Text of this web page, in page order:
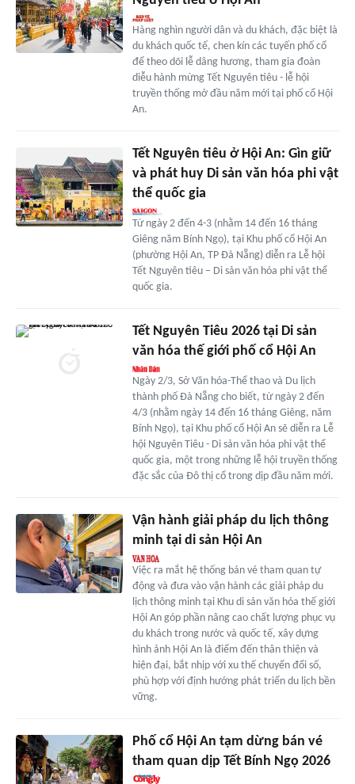
Hàng nghìn người dân và du khách, đặc biệt là
du khách quốc tế, chen kín các tuyến phố cổ
để theo dõi lễ dâng hương, tham gia đoàn
diễu hành mừng Tết Nguyên tiêu - lễ hội
truyền thống mở đầu năm mới tại phố cổ Hội
An.
Tết Nguyên tiêu ở Hội An: Gìn giữ
và phát huy Di sản văn hóa phi vật
thể quốc gia
Từ ngày 2 đến 4-3 (nhằm 14 đến 16 tháng
Giêng năm Bính Ngọ), tại Khu phố cổ Hội An
(phường Hội An, TP Đà Nẵng) diễn ra Lễ hội
Tết Nguyên tiêu – Di sản văn hóa phi vật thể
quốc gia.
Tết Nguyên Tiêu 2026 tại Di sản
văn hóa thế giới phố cổ Hội An
Ngày 2/3, Sở Văn hóa-Thể thao và Du lịch
thành phố Đà Nẵng cho biết, từ ngày 2 đến
4/3 (nhằm ngày 14 đến 16 tháng Giêng, năm
Bính Ngọ), tại Khu phố cổ Hội An sẽ diễn ra Lễ
hội Nguyên Tiêu - Di sản văn hóa phi vật thể
quốc gia, một trong những lễ hội truyền thống
đặc sắc của Đô thị cổ trong dịp đầu năm mới.
Vận hành giải pháp du lịch thông
minh tại di sản Hội An
Việc ra mắt hệ thống bán vé tham quan tự
động và đưa vào vận hành các giải pháp du
lịch thông minh tại Khu di sản văn hóa thế giới
Hội An góp phần nâng cao chất lượng phục vụ
du khách trong nước và quốc tế, xây dựng
hình ảnh Hội An là điểm đến thân thiện và
hiện đại, bắt nhịp với xu thế chuyển đổi số,
phù hợp với định hướng phát triển du lịch bền
vững.
Phố cổ Hội An tạm dừng bán vé
tham quan dịp Tết Bính Ngọ 2026